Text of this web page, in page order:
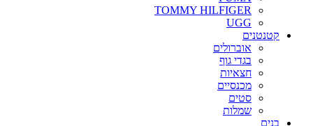
TOMMY HILFIGER
UGG
קטנטנים
אוברולים
בגדי גוף
חצאיות
מכנסיים
סטים
שמלות
בנים